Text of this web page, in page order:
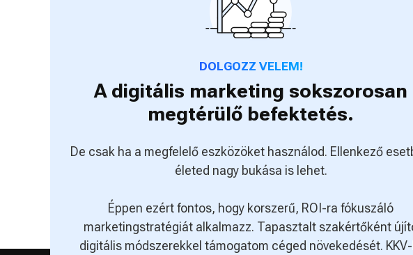
DOLGOZZ VELEM!
A digitális marketing sokszorosan
megtérülő befektetés.
De csak ha a megfelelő eszközöket használod. Ellenkező
életed nagy bukása is lehet.
Éppen ezért fontos, hogy korszerű, ROI-ra fókuszáló
marketingstratégiát alkalmazz. Tapasztalt szakértőként
digitális módszerekkel támogatom céged növekedését.